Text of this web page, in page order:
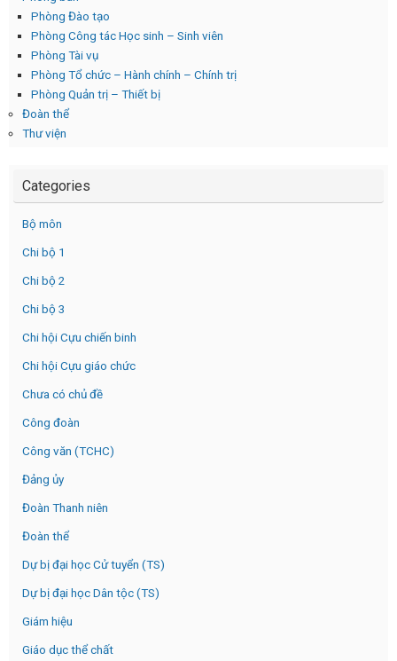
Phòng Đào tạo
Phòng Công tác Học sinh – Sinh viên
Phòng Tài vụ
Phòng Tổ chức – Hành chính – Chính trị
Phòng Quản trị – Thiết bị
Đoàn thể
Thư viện
Categories
Bộ môn
Chi bộ 1
Chi bộ 2
Chi bộ 3
Chi hội Cựu chiến binh
Chi hội Cựu giáo chức
Chưa có chủ đề
Công đoàn
Công văn (TCHC)
Đảng ủy
Đoàn Thanh niên
Đoàn thể
Dự bị đại học Cử tuyển (TS)
Dự bị đại học Dân tộc (TS)
Giám hiệu
Giáo dục thể chất